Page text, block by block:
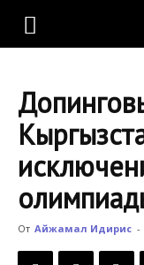
KLOOP.KG
Новости
Кыргызстана
От Айжамал Идирис -